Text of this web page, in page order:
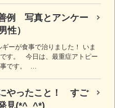
例 写真とアンケー
）
ーが食事で治りました！ いま
す。 今日は、最重症アトピー
です。 …
やったこと！ すご
見(*^_^*)